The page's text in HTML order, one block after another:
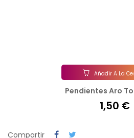
Añadir A La
Pendientes Aro
1,50 €
Compartir